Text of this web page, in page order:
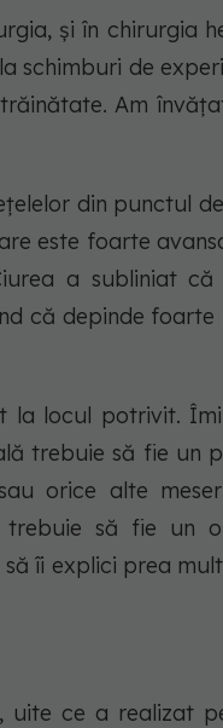
și în chirurgia
schimburi de
Am
din punctul
este foarte
a subliniat că
că depinde foarte
la locul potrivit.
trebuie să fie un
orice alte
trebuie să fie un
îi explici prea
uite ce a realizat